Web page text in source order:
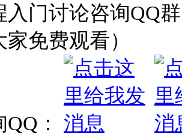
入门讨论咨询QQ
家免费观看）
QQ：